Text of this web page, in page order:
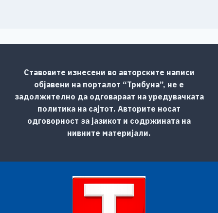
Ставовите изнесени во авторските написи
објавени на порталот “Трибуна”, не е
задолжително да одговараат на уредувачката
политика на сајтот. Авторите носат
одговорност за јазикот и содржината на
нивните материјали.